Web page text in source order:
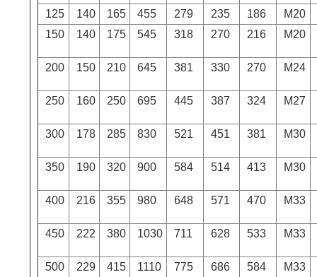
125
140 165 455 279 235 186
M20
150
140 175 545 318 270 216 M20
200 150 210 645 381 330 270 M24
250 160 250 695 445 387 324 M27
300 178 285 830 521 451 381 M30
350 190 320 900 584 514 413 M30
400 216 355 980 648 571 470 M33
450 222 380 1030 711 628 533 M33
500 229 415 1110 775 686 584 M33